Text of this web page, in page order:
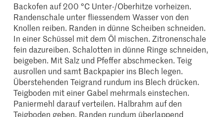
Backofen auf 200 °C Unter-/Oberhitze vorheizen.
Randenschale unter fliessendem Wasser von den
Knollen reiben. Randen in dünne Scheiben schneiden.
In einer Schüssel mit dem Öl mischen. Zitronenschale
fein dazureiben. Schalotten in dünne Ringe schneiden,
beigeben. Mit Salz und Pfeffer abschmecken. Teig
ausrollen und samt Backpapier ins Blech legen.
Überstehenden Teigrand rundum ins Blech drücken.
Teigboden mit einer Gabel mehrmals einstechen.
Paniermehl darauf verteilen. Halbrahm auf den
Teigboden geben. Randen rundum überlappend